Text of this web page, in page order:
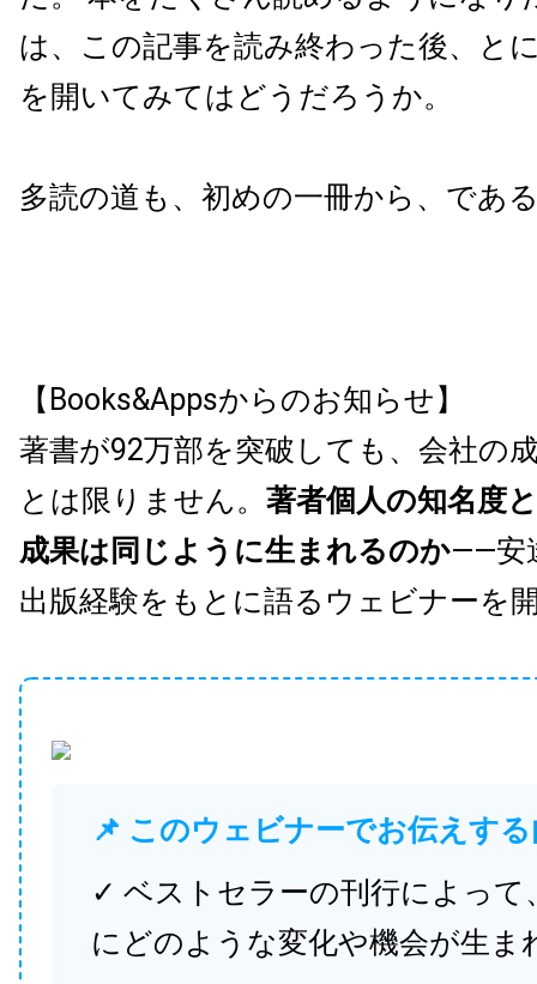
は、この記事を読み終わった後、と
を開いてみてはどうだろうか。
多読の道も、初めの一冊から、であ
【Books&Appsからのお知らせ】
著書が92万部を突破しても、会社の
とは限りません。 著者個人の知名度
成果は同じように生まれるのか——安
出版経験をもとに語るウェビナーを
📌 このウェビナーでお伝えす
✓ ベストセラーの刊行によって
にどのような変化や機会が生ま